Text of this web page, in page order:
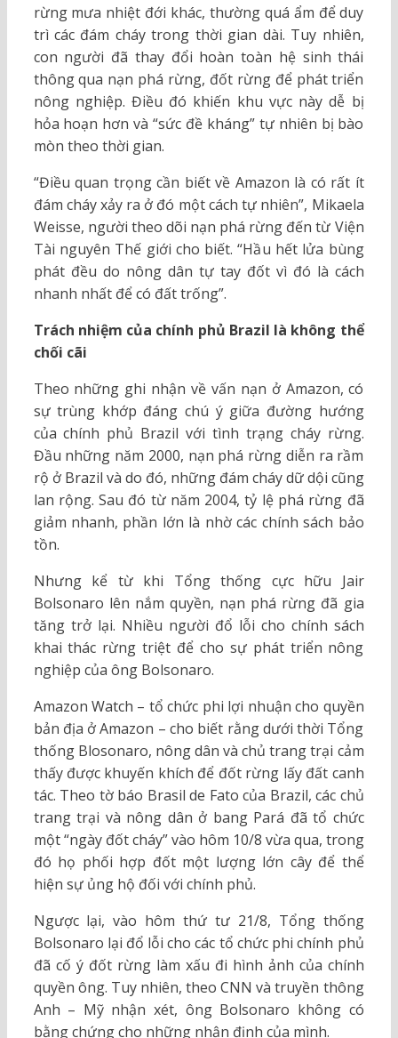
rừng mưa nhiệt đới khác, thường quá ẩm để duy
trì các đám cháy trong thời gian dài. Tuy nhiên,
con người đã thay đổi hoàn toàn hệ sinh thái
thông qua nạn phá rừng, đốt rừng để phát triển
nông nghiệp. Điều đó khiến khu vực này dễ bị
hỏa hoạn hơn và “sức đề kháng” tự nhiên bị bào
mòn theo thời gian.
“Điều quan trọng cần biết về Amazon là có rất ít
đám cháy xảy ra ở đó một cách tự nhiên”, Mikaela
Weisse, người theo dõi nạn phá rừng đến từ Viện
Tài nguyên Thế giới cho biết. “Hầu hết lửa bùng
phát đều do nông dân tự tay đốt vì đó là cách
nhanh nhất để có đất trống”.
Trách nhiệm của chính phủ Brazil là không thể
chối cãi
Theo những ghi nhận về vấn nạn ở Amazon, có
sự trùng khớp đáng chú ý giữa đường hướng
của chính phủ Brazil với tình trạng cháy rừng.
Đầu những năm 2000, nạn phá rừng diễn ra rầm
rộ ở Brazil và do đó, những đám cháy dữ dội cũng
lan rộng. Sau đó từ năm 2004, tỷ lệ phá rừng đã
giảm nhanh, phần lớn là nhờ các chính sách bảo
tồn.
Nhưng kể từ khi Tổng thống cực hữu Jair
Bolsonaro lên nắm quyền, nạn phá rừng đã gia
tăng trở lại. Nhiều người đổ lỗi cho chính sách
khai thác rừng triệt để cho sự phát triển nông
nghiệp của ông Bolsonaro.
Amazon Watch – tổ chức phi lợi nhuận cho quyền
bản địa ở Amazon – cho biết rằng dưới thời Tổng
thống Blosonaro, nông dân và chủ trang trại cảm
thấy được khuyến khích để đốt rừng lấy đất canh
tác. Theo tờ báo Brasil de Fato của Brazil, các chủ
trang trại và nông dân ở bang Pará đã tổ chức
một “ngày đốt cháy” vào hôm 10/8 vừa qua, trong
đó họ phối hợp đốt một lượng lớn cây để thể
hiện sự ủng hộ đối với chính phủ.
Ngược lại, vào hôm thứ tư 21/8, Tổng thống
Bolsonaro lại đổ lỗi cho các tổ chức phi chính phủ
đã cố ý đốt rừng làm xấu đi hình ảnh của chính
quyền ông. Tuy nhiên, theo CNN và truyền thông
Anh – Mỹ nhận xét, ông Bolsonaro không có
bằng chứng cho những nhận định của mình.